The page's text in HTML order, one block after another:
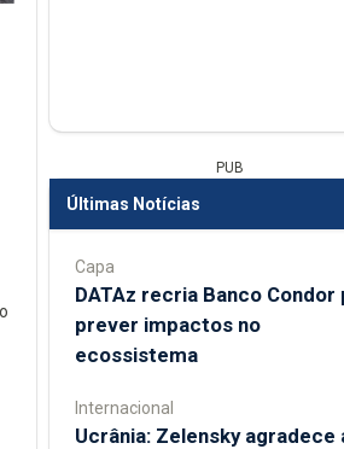
PUB
Últimas Notícias
Capa
DATAz recria Banco Condor
prever impactos no
ecossistema
Internacional
Ucrânia: Zelensky agradece